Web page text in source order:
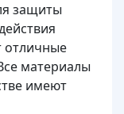
защиты
отличные
материалы
имеют